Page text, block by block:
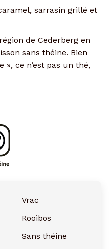
sarrasin grillé et
de Cederberg en
sans théine. Bien
», ce n’est pas un thé,
Vrac
Rooibos
Sans théine